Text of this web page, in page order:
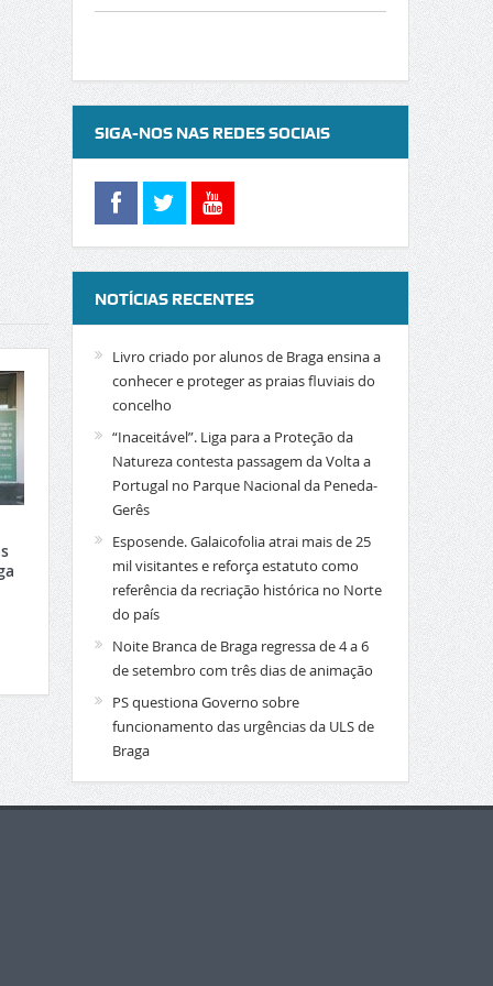
SIGA-NOS NAS REDES SOCIAIS
NOTÍCIAS RECENTES
Livro criado por alunos de Braga ensina a
conhecer e proteger as praias fluviais do
concelho
“Inaceitável”. Liga para a Proteção da
Natureza contesta passagem da Volta a
Portugal no Parque Nacional da Peneda-
Gerês
Esposende. Galaicofolia atrai mais de 25
mil visitantes e reforça estatuto como
referência da recriação histórica no Norte
do país
Noite Branca de Braga regressa de 4 a 6
de setembro com três dias de animação
PS questiona Governo sobre
funcionamento das urgências da ULS de
Braga